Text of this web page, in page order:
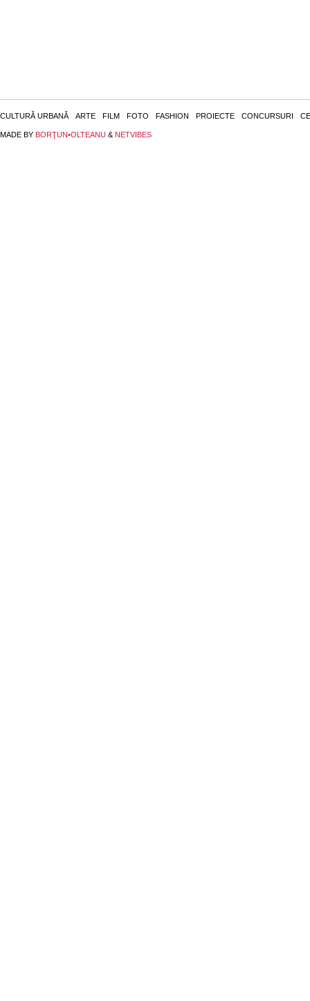
CULTURĂ URBANĂ ARTE FILM FOTO FASHION PROIECTE CONCURSURI
MADE BY BORŢUN•OLTEANU & NETVIBES